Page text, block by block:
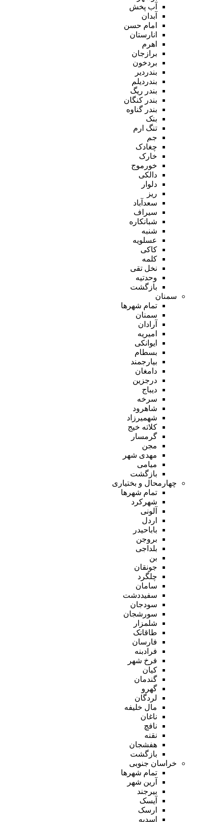
آب پخش
آبدان
امام حسن
انارستان
اهرم
برازجان
بردخون
بندردیر
بندردیلم
بندر ریگ
بندر کنگان
بندر گناوه
بنک
تنگ ارم
جم
چغادک
خارک
خورموج
دالکی
دلوار
ریز
سعدآباد
سیراف
شبانکاره
شنبه
عسلویه
کاکی
کلمه
نخل تقی
وحدتیه
بازگشت
سمنان
تمام شهر‌ها
سمنان
آرادان
امیریه
ایوانکی
بسطام
بیارجمند
دامغان
درجزین
دیباج
سرخه
شاهرود
شهمیرزاد
کلاته خیج
گرمسار
مجن
مهدی شهر
میامی
بازگشت
چهارمحال و بختیاری
تمام شهر‌ها
شهرکرد
آلونی
اردل
باباحیدر
بروجن
بلداجی
بن
جونقان
چلگرد
سامان
سفیددشت
سودجان
سورشجان
شلمزار
طاقانک
فارسان
فرادبنه
فرخ شهر
کیان
گندمان
گهرو
لردگان
مال خلیفه
ناغان
نافچ
نقنه
هفشجان
بازگشت
خراسان جنوبی
تمام شهر‌ها
آرین شهر
بیرجند
آیسک
ارسک
اسدیه